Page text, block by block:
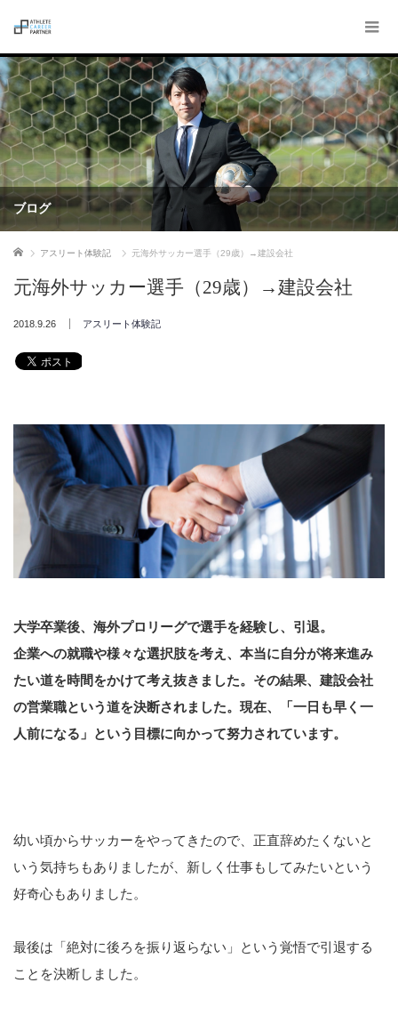
ブログ
ホーム アスリート体験記 元海外サッカー選手（29歳）→建設会社
元海外サッカー選手（29歳）→建設会社
2018.9.26 アスリート体験記
大学卒業後、海外プロリーグで選手を経験し、引退。
企業への就職や様々な選択肢を考え、本当に自分が将来進み
たい道を時間をかけて考え抜きました。その結果、建設会社
の営業職という道を決断されました。現在、「一日も早く一
人前になる」という目標に向かって努力されています。
幼い頃からサッカーをやってきたので、正直辞めたくないと
いう気持ちもありましたが、新しく仕事もしてみたいという
好奇心もありました。
最後は「絶対に後ろを振り返らない」という覚悟で引退する
ことを決断しました。